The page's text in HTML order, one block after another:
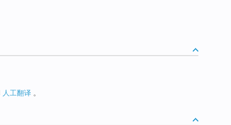
人工翻译 。